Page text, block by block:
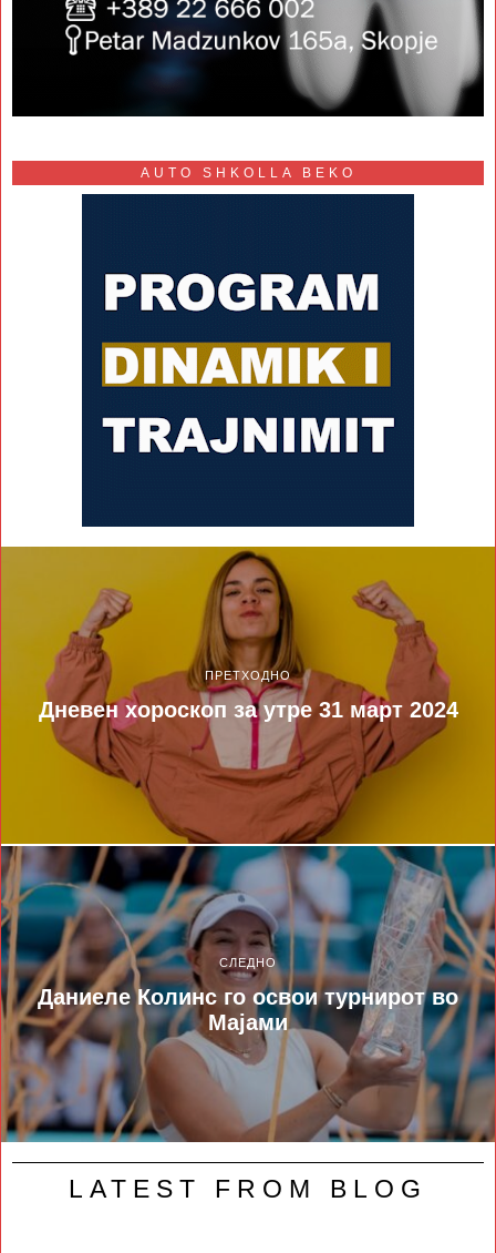
AUTO SHKOLLA BEKO
ПРЕТХОДНО
Дневен хороскоп за утре 31 март 2024
СЛЕДНО
Даниеле Колинс го освои турнирот во
Мајами
LATEST FROM BLOG